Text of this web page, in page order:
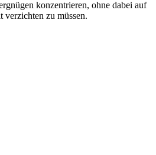
konzentrieren, ohne dabei auf
zu müssen.